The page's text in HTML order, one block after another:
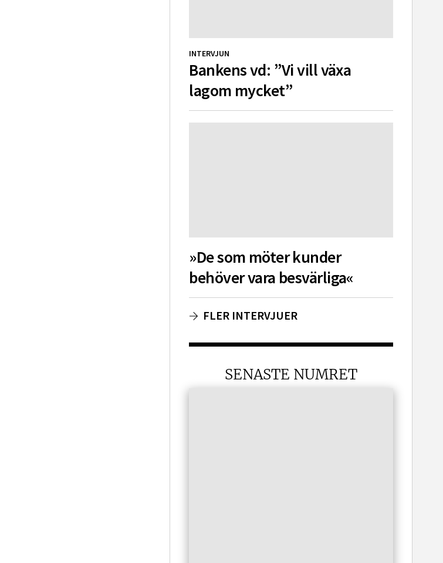
INTERVJUN
Bankens vd: ”Vi vill växa
lagom mycket”
»De som möter kunder
behöver vara besvärliga«
FLER INTERVJUER
SENASTE NUMRET